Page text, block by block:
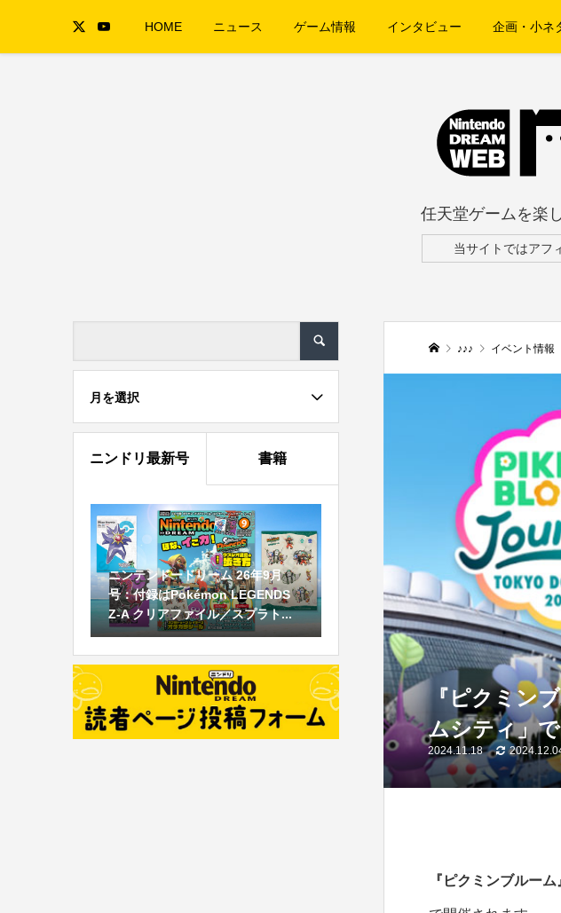
HOME ニュース ゲーム情報 インタビュー 企画・小ネ
任天堂ゲームを楽
当サイトではアフ
♪♪♪ イベント情報
『ピクミン
ムシティ」
2024.11.18
『ピクミンブルーム
月を選択
ニンドリ最新号 書籍
ニンテンドードリーム 26年9月
号：付録はPokémon LEGENDS
Z-A クリアファイル／スプラト...